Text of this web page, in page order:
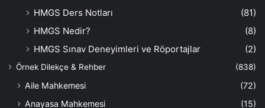
HMGS Ders Notları
(81)
HMGS Nedir?
(8)
HMGS Sınav Deneyimleri ve Röportajlar
(2)
Örnek Dilekçe & Rehber (838)
Aile Mahkemesi
(72)
Anayasa Mahkemesi
(15)